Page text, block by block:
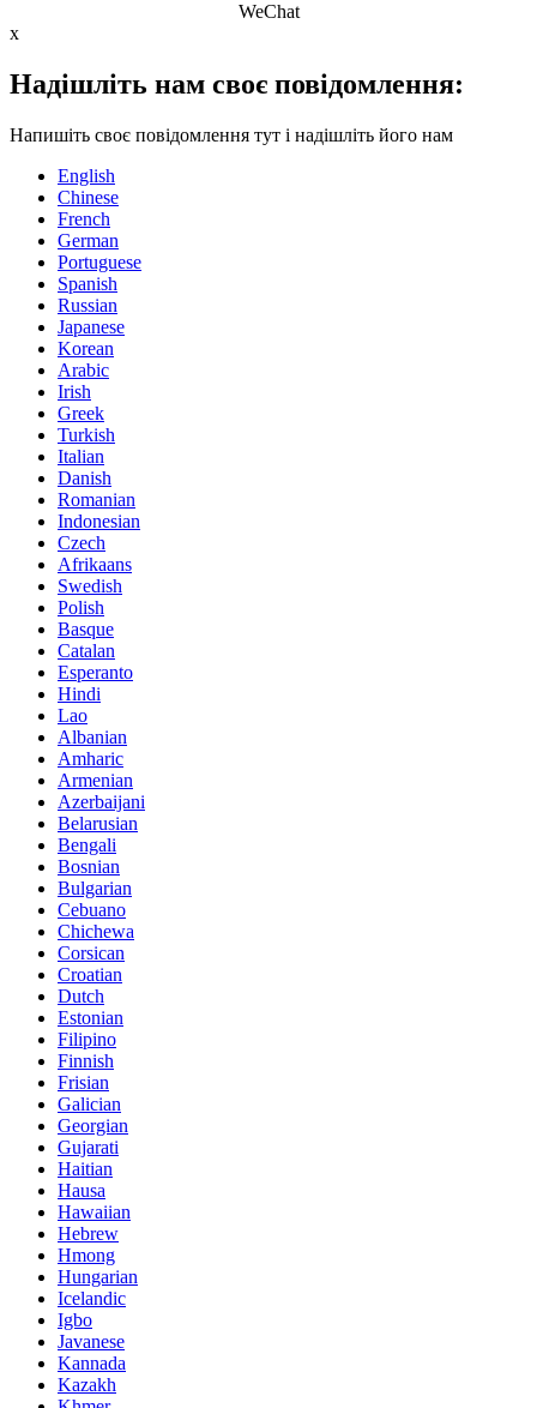
WeChat
x
Надішліть нам своє повідомлення:
Напишіть своє повідомлення тут і надішліть його нам
English
Chinese
French
German
Portuguese
Spanish
Russian
Japanese
Korean
Arabic
Irish
Greek
Turkish
Italian
Danish
Romanian
Indonesian
Czech
Afrikaans
Swedish
Polish
Basque
Catalan
Esperanto
Hindi
Lao
Albanian
Amharic
Armenian
Azerbaijani
Belarusian
Bengali
Bosnian
Bulgarian
Cebuano
Chichewa
Corsican
Croatian
Dutch
Estonian
Filipino
Finnish
Frisian
Galician
Georgian
Gujarati
Haitian
Hausa
Hawaiian
Hebrew
Hmong
Hungarian
Icelandic
Igbo
Javanese
Kannada
Kazakh